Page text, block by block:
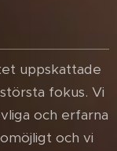
uppskattade
fokus. Vi
och erfarna
och vi